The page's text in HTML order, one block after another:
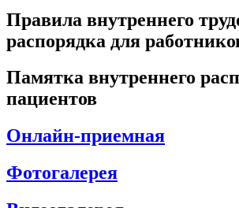
Правила внутреннего
распорядка для
Памятка внутреннего
пациентов
Онлайн-приемная
Фотогалерея